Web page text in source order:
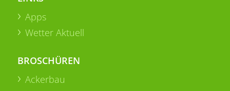
Apps
Wetter Aktuell
BROSCHÜREN
Ackerbau